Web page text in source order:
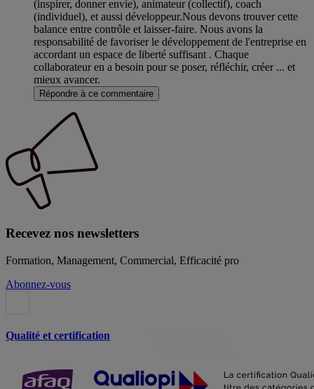
(inspirer, donner envie), animateur (collectif), coach
(individuel), et aussi développeur.Nous devons trouver cette
balance entre contrôle et laisser-faire. Nous avons la
responsabilité de favoriser le développement de l'entreprise en
accordant un espace de liberté suffisant . Chaque
collaborateur en a besoin pour se poser, réfléchir, créer ... et
mieux avancer.
Répondre à ce commentaire
Recevez nos newsletters
Formation, Management, Commercial, Efficacité pro
Abonnez-vous
Qualité et certification